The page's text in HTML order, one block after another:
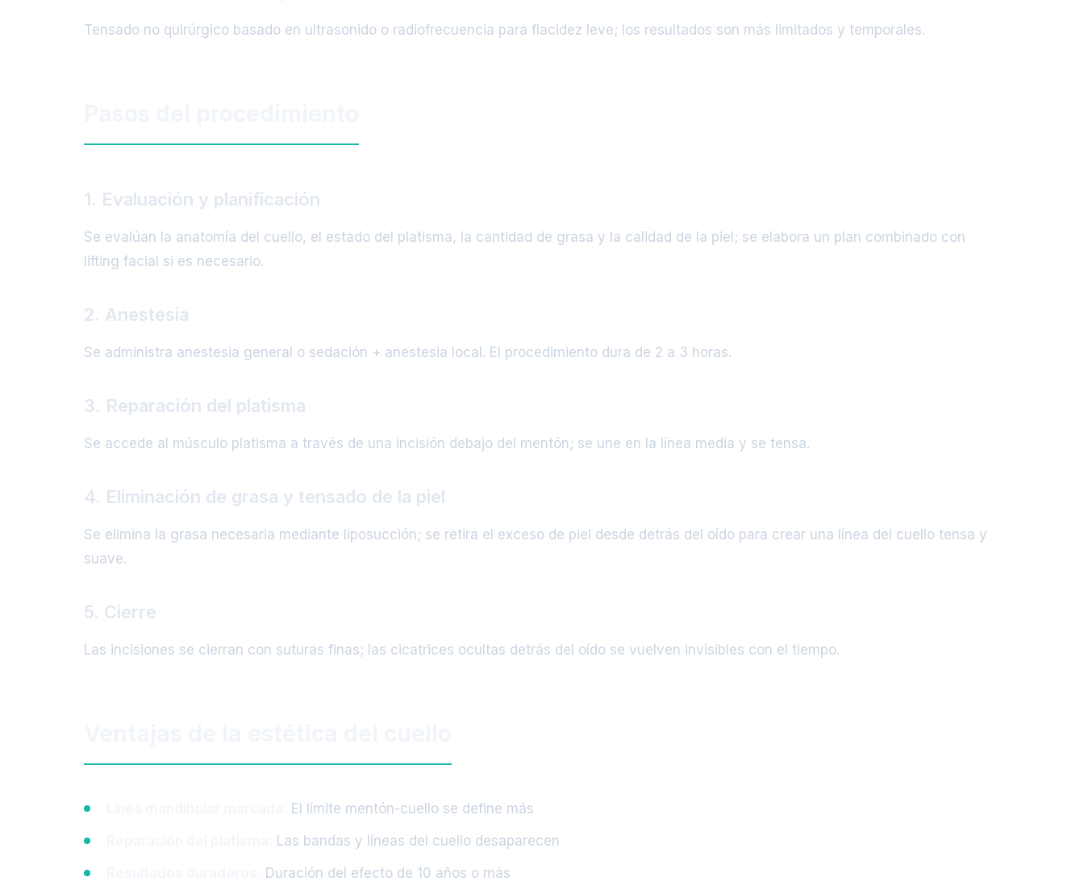
Tensado no quirúrgico basado en ultrasonido o radiofrecuencia para flacidez leve; los resultados son más limitados y temporales.
1. Evaluación y planificación
Se evalúan la anatomía del cuello, el estado del platisma, la cantidad de grasa y la calidad de la piel; se elabora un plan combinado con
lifting facial si es necesario.
2. Anestesia
Se administra anestesia general o sedación + anestesia local. El procedimiento dura de 2 a 3 horas.
3. Reparación del platisma
Se accede al músculo platisma a través de una incisión debajo del mentón; se une en la línea media y se tensa.
4. Eliminación de grasa y tensado de la piel
Se elimina la grasa necesaria mediante liposucción; se retira el exceso de piel desde detrás del oído para crear una línea del cuello tensa y
suave.
5. Cierre
Las incisiones se cierran con suturas finas; las cicatrices ocultas detrás del oído se vuelven invisibles con el tiempo.
El límite mentón-cuello se define más
Las bandas y líneas del cuello desaparecen
Duración del efecto de 10 años o más